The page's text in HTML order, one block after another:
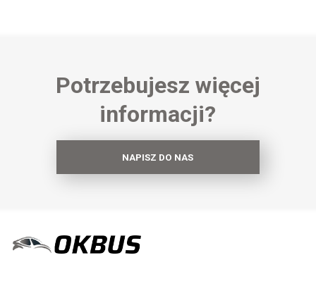
Potrzebujesz więcej
informacji?
NAPISZ DO NAS